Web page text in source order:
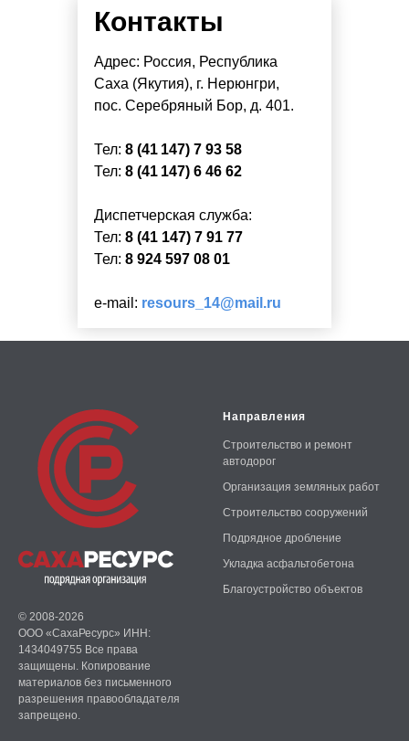
Адрес: Россия, Республика
Саха (Якутия), г. Нерюнгри,
пос. Серебряный Бор, д. 401.
Тел: 8 (41 147) 7 93 58
Тел: 8 (41 147) 6 46 62
Диспетчерская служба:
Тел: 8 (41 147) 7 91 77
Тел: 8 924 597 08 01
e-mail: resours_14@mail.ru
Контакты
© 2008-2026
ООО «СахаРесурс» ИНН:
1434049755 Все права
защищены. Копирование
материалов без письменного
разрешения правообладателя
запрещено.
Направления
Строительство и ремонт
автодорог
Организация земляных работ
Строительство сооружений
Подрядное дробление
Укладка асфальтобетона
Благоустройство объектов